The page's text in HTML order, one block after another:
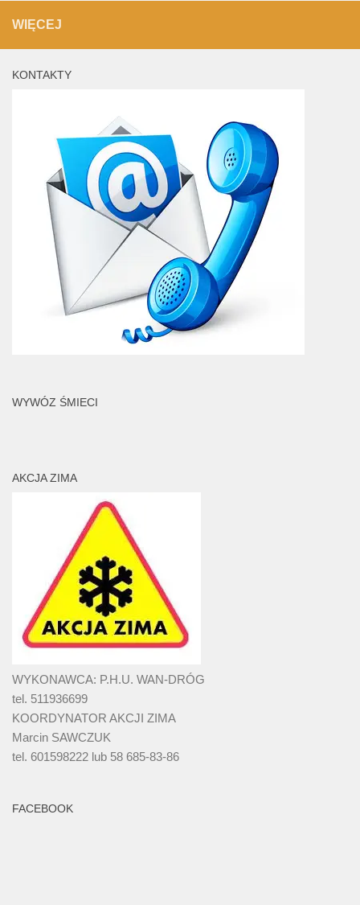
WIĘCEJ
KONTAKTY
WYWÓZ ŚMIECI
AKCJA ZIMA
WYKONAWCA: P.H.U. WAN-DRÓG
tel. 511936699
KOORDYNATOR AKCJI ZIMA
Marcin SAWCZUK
tel. 601598222 lub 58 685-83-86
FACEBOOK